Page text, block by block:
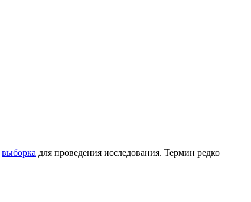
выборка для проведения исследования. Термин редко